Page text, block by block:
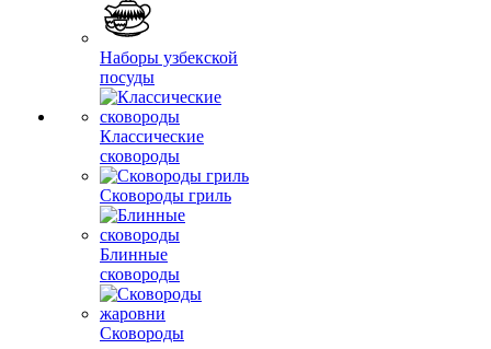
Наборы узбекской
посуды
Классические
сковороды
Сковороды гриль
Блинные
сковороды
Сковороды